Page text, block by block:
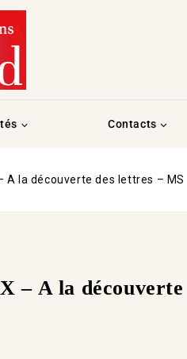
Contacts
A la découverte des lettres – MS
– A la